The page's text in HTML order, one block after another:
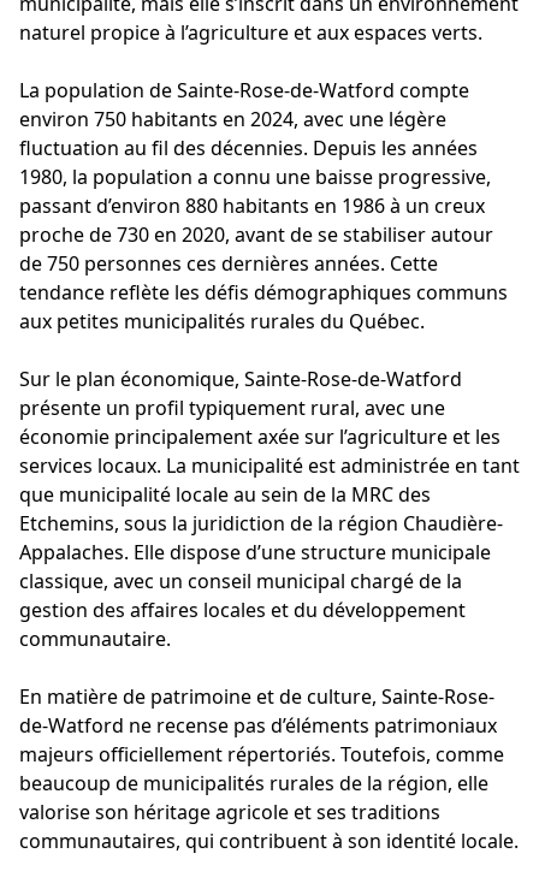
naturel propice à l’agriculture et aux espaces verts.
La population de Sainte-Rose-de-Watford compte
environ 750 habitants en 2024, avec une légère
fluctuation au fil des décennies. Depuis les années
1980, la population a connu une baisse progressive,
passant d’environ 880 habitants en 1986 à un creux
proche de 730 en 2020, avant de se stabiliser autour
de 750 personnes ces dernières années. Cette
tendance reflète les défis démographiques communs
aux petites municipalités rurales du Québec.
Sur le plan économique, Sainte-Rose-de-Watford
présente un profil typiquement rural, avec une
économie principalement axée sur l’agriculture et les
services locaux. La municipalité est administrée en tant
que municipalité locale au sein de la MRC des
Etchemins, sous la juridiction de la région Chaudière-
Appalaches. Elle dispose d’une structure municipale
classique, avec un conseil municipal chargé de la
gestion des affaires locales et du développement
communautaire.
En matière de patrimoine et de culture, Sainte-Rose-
de-Watford ne recense pas d’éléments patrimoniaux
majeurs officiellement répertoriés. Toutefois, comme
beaucoup de municipalités rurales de la région, elle
valorise son héritage agricole et ses traditions
communautaires, qui contribuent à son identité locale.